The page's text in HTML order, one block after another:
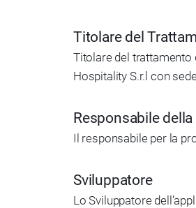
Titolare del
Titolare del trattamento
Hospitality S.r.l con
Responsabile
Il responsabile per la
Sviluppatore
Lo Sviluppatore